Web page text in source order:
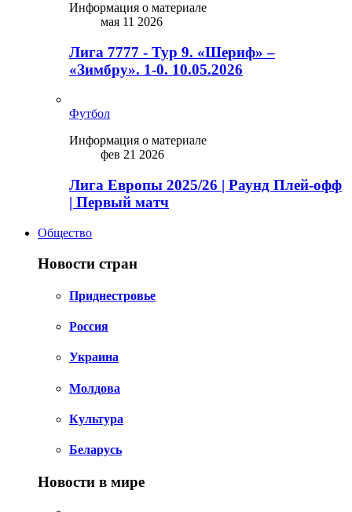
Информация о материале
мая 11 2026
Лига 7777 - Тур 9. «Шериф» –
«Зимбру». 1-0. 10.05.2026
Футбол
Информация о материале
фев 21 2026
Лига Европы 2025/26 | Раунд Плей-офф
| Первый матч
Общество
Новости стран
Приднестровье
Россия
Украина
Молдова
Культура
Беларусь
Новости в мире